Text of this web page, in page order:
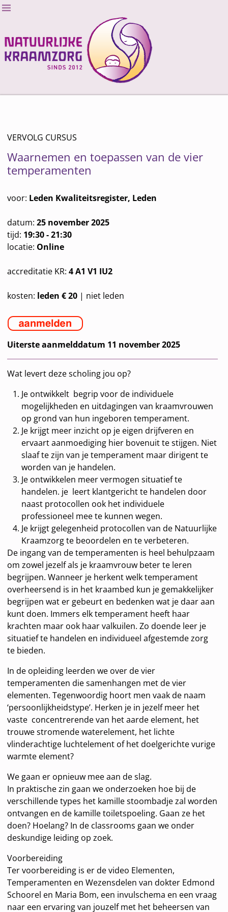
VERVOLG CURSUS
Waarnemen en toepassen van de vier
temperamenten
voor: Leden Kwaliteitsregister, Leden
datum:25 november 2025
tijd: 19:30 - 21:30
locatie: Online
accreditatie KR:4 A1 V1 IU2
kosten: leden € 20 | niet leden
Uiterste aanmelddatum 11 november 2025
Wat levert deze scholing jou op?
Je ontwikkelt begrip voor de individuele
mogelijkheden en uitdagingen van kraamvrouwen
op grond van hun ingeboren temperament.
Je krijgt meer inzicht op je eigen drijfveren en
ervaart aanmoediging hier bovenuit te stijgen. Niet
slaaf te zijn van je temperament maar dirigent te
worden van je handelen.
Je ontwikkelen meer vermogen situatief te
handelen. je leert klantgericht te handelen door
naast protocollen ook het individuele
professioneel mee te kunnen wegen.
Je krijgt gelegenheid protocollen van de Natuurlijke
Kraamzorg te beoordelen en te verbeteren.
De ingang van de temperamenten is heel behulpzaam
om zowel jezelf als je kraamvrouw beter te leren
begrijpen. Wanneer je herkent welk temperament
overheersend is in het kraambed kun je gemakkelijker
begrijpen wat er gebeurt en bedenken wat je daar aan
kunt doen. Immers elk temperament heeft haar
krachten maar ook haar valkuilen. Zo doende leer je
situatief te handelen en individueel afgestemde zorg
te bieden.
In de opleiding leerden we over de vier
temperamenten die samenhangen met de vier
elementen. Tegenwoordig hoort men vaak de naam
‘persoonlijkheidstype’. Herken je in jezelf meer het
vaste concentrerende van het aarde element, het
trouwe stromende waterelement, het lichte
vlinderachtige luchtelement of het doelgerichte vurige
warmte element?
We gaan er opnieuw mee aan de slag.
In praktische zin gaan we onderzoeken hoe bij de
verschillende types het kamille stoombadje zal worden
ontvangen en de kamille toiletspoeling. Gaan ze het
doen? Hoelang? In de classrooms gaan we onder
deskundige leiding op zoek.
Voorbereiding
Ter voorbereiding is er de video Elementen,
Temperamenten en Wezensdelen van dokter Edmond
Schoorel en Maria Bom, een invulschema en een vraag
naar een ervaring van jouzelf met het beheersen van